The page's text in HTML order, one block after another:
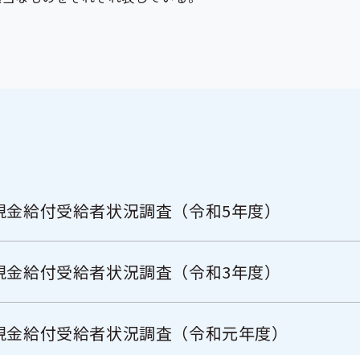
金給付受給者状況調査（令和5年度）
金給付受給者状況調査（令和3年度）
金給付受給者状況調査（令和元年度）